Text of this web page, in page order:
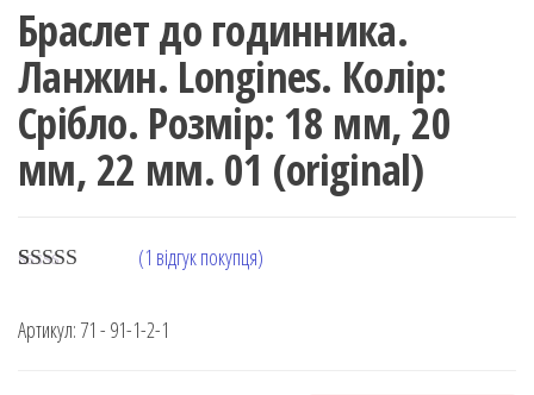
Браслет до годинника.
Ланжин. Longines. Колір:
Срібло. Розмір: 18 мм, 20
мм, 22 мм. 01 (original)
based on
(1 відгук покупця)
Артикул: 71 - 91-1-2-1